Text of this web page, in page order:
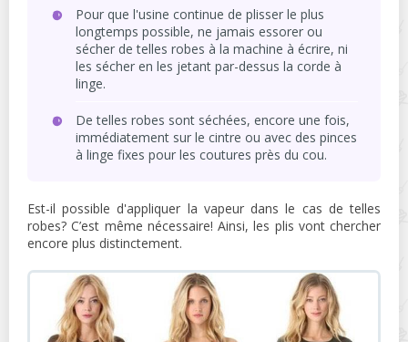
Pour que l'usine continue de plisser le plus
longtemps possible, ne jamais essorer ou
sécher de telles robes à la machine à écrire, ni
les sécher en les jetant par-dessus la corde à
linge.
De telles robes sont séchées, encore une fois,
immédiatement sur le cintre ou avec des pinces
à linge fixes pour les coutures près du cou.
Est-il possible d'appliquer la vapeur dans le cas de telles
robes? C’est même nécessaire! Ainsi, les plis vont chercher
encore plus distinctement.